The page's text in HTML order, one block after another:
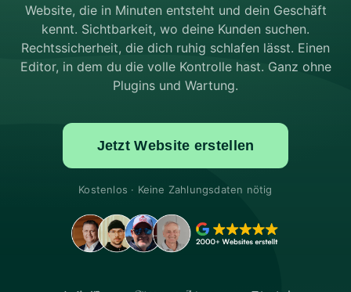
Website, die in Minuten entsteht und dein Geschäft
kennt. Sichtbarkeit, wo deine Kunden suchen.
Rechtssicherheit, die dich ruhig schlafen lässt. Einen
Editor, in dem du die volle Kontrolle hast. Ganz ohne
Plugins und Wartung.
Jetzt Website erstellen
Kostenlos · Keine Zahlungsdaten nötig